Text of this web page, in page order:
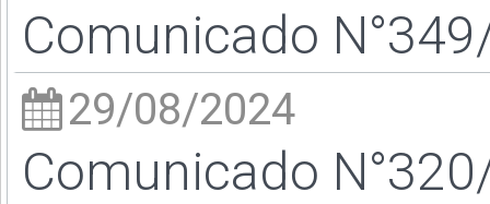
Comunicado
29/08/2024
Comunicado